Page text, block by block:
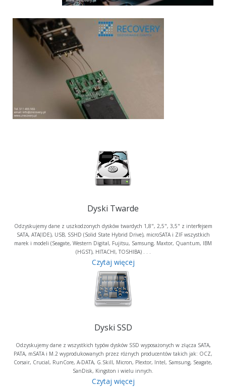
Dyski Twarde
Odzyskujemy dane z uszkodzonych dysków twardych 1,8", 2,5", 3,5" z interfejsem
SATA, ATA(IDE), USB, SSHD (Solid State Hybrid Drive), microSATA i ZIF wszystkich
marek i modeli (Seagate, Western Digital, Fujitsu, Samsung, Maxtor, Quantum, IBM
(HGST), HITACHI, TOSHIBA) . . .
Czytaj więcej
Dyski SSD
Odzyskujemy dane z wszystkich typów dysków SSD wyposażonych w złącza SATA,
PATA, mSATA i M.2 wyprodukowanych przez różnych producentów takich jak: OCZ,
Corsair, Crucial, RunCore, A-DATA, G.Skill, Micron, Plextor, Intel, Samsung, Seagate,
SanDisk, Kingston i wielu innych.
Czytaj więcej